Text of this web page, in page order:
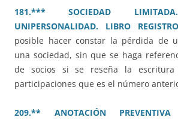
181.*** SOCIEDAD
UNIPERSONALIDAD. LIBRO
posible hacer constar la pérdida de
una sociedad, sin que se haga
de socios si se reseña la
participaciones que es el número
209.** ANOTACIÓN